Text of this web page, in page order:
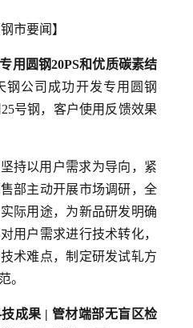
钢市要闻】
用圆钢20PS和优质碳素结
钢公司成功开发专用圆钢
号钢，客户使用反馈效果
持以用户需求为导向，紧
部主动开展市场调研，全
际用途，为新品研发明确
用户需求进行技术转化，
术难点，制定研发试轧方
。
成果 | 管材端部无盲区检